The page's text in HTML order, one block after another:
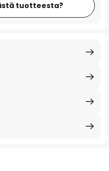
tuotteesta?